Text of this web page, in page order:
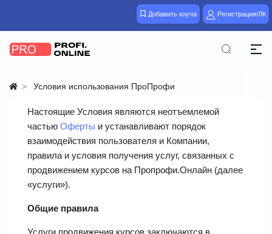
Добавить коуча Регистрация/ЛК
Условия использования ПроПрофи
Настоящие Условия являются неотъемлемой
частью Оферты и устанавливают порядок
взаимодействия пользователя и Компании,
правила и условия получения услуг, связанных с
продвижением курсов на Пропрофи.Онлайн (далее
«услуги»).
Общие правила
Услуги продвижения курсов заключаются в